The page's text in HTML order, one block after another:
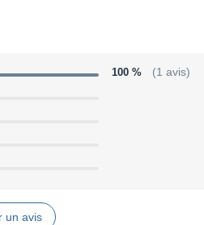
switching, which unlocks a wide
DI - perfect for studio recording or
a minimum of hassle.
the 20th Anniversary
100 % (1 avis)
un avis